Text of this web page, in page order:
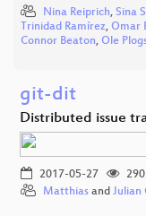
Nina Reiprich, Sina
Trinidad Ramírez, Omar
Connor Beaton, Ole
git-dit
Distributed issue
2017-05-27
290
Matthias and Julian